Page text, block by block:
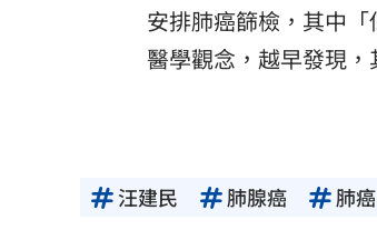
安排肺癌篩檢，其中
醫學觀念，越早發現，
汪建民 肺腺癌 肺癌